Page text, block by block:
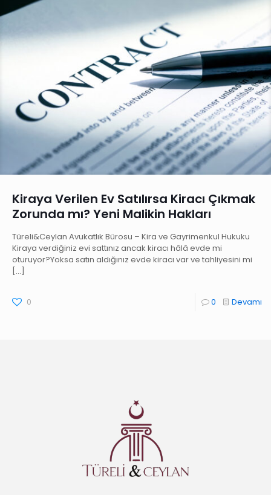
Kiraya Verilen Ev Satılırsa Kiracı Çıkmak
Zorunda mı? Yeni Malikin Hakları
Türeli&Ceylan Avukatlık Bürosu – Kira ve Gayrimenkul Hukuku
Kiraya verdiğiniz evi sattınız ancak kiracı hâlâ evde mi
oturuyor?Yoksa satın aldığınız evde kiracı var ve tahliyesini mi
[…]
0 0 Devamı